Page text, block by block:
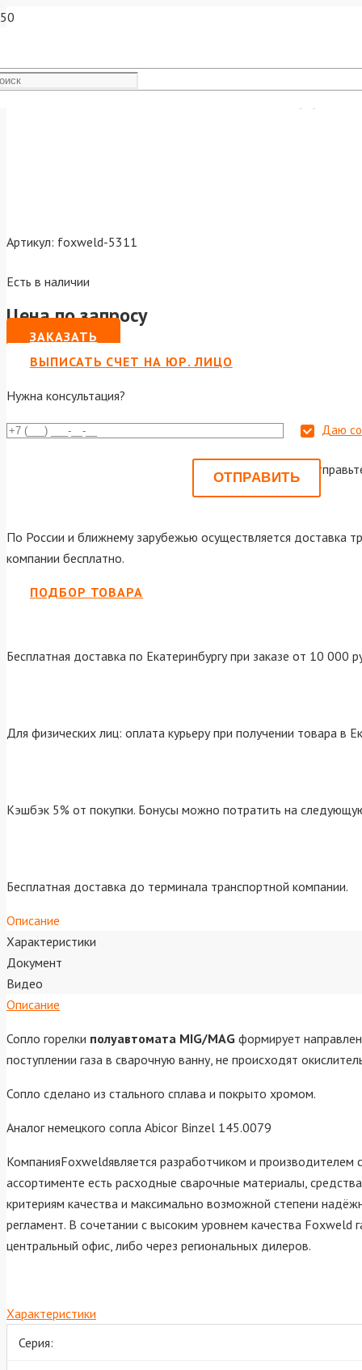
FoxWeld Сопло MIG-40
Артикул: foxweld-5311
Есть в наличии
Цена по запросу
ЗАКАЗАТЬ
ВЫПИСАТЬ СЧЕТ НА ЮР. ЛИЦО
Нужна консультация?
Даю
Или
По России и ближнему зарубежью осуществляется доставка
компании бесплатно.
ПОДБОР ТОВАРА
Бесплатная доставка по Екатеринбургу при заказе от 10 000
Для физических лиц: оплата курьеру при получении товара в
Кэшбэк 5% от покупки. Бонусы можно потратить на
Бесплатная доставка до терминала транспортной компании.
Описание
Характеристики
Документ
Видео
Описание
Сопло горелки полуавтомата MIG/MAG формирует
поступлении газа в сварочную ванну, не происходят
Сопло сделано из стального сплава и покрыто хромом.
Аналог немецкого сопла Abicor Binzel 145.0079
КомпанияFoxweldявляется разработчиком и производителем
ассортименте есть расходные сварочные материалы,
критериям качества и максимально возможной степени
регламент. В сочетании с высоким уровнем качества
центральный офис, либо через региональных дилеров.
Характеристики
Серия: